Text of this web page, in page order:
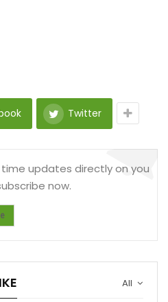
Twitter
updates directly on you
now.
All